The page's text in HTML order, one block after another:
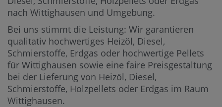
nach Wittighausen und Umgebung.
Bei uns stimmt die Leistung: Wir garantieren
qualitativ hochwertiges Heizöl, Diesel,
Schmierstoffe, Erdgas oder hochwertige Pellets
für Wittighausen sowie eine faire Preisgestaltung
bei der Lieferung von Heizöl, Diesel,
Schmierstoffe, Holzpellets oder Erdgas im Raum
Wittighausen.